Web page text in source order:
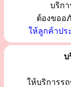
บริกา
ต้องขออ
ให้ลูกค้าปร
บ
ให้บริการรถ